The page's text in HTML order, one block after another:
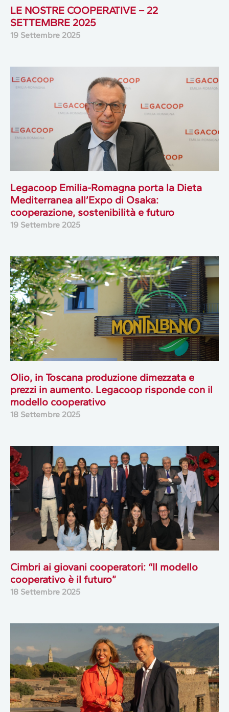
LE NOSTRE COOPERATIVE – 22
SETTEMBRE 2025
19 Settembre 2025
Legacoop Emilia-Romagna porta la Dieta
Mediterranea all’Expo di Osaka:
cooperazione, sostenibilità e futuro
19 Settembre 2025
Olio, in Toscana produzione dimezzata e
prezzi in aumento. Legacoop risponde con il
modello cooperativo
18 Settembre 2025
Cimbri ai giovani cooperatori: “Il modello
cooperativo è il futuro”
18 Settembre 2025